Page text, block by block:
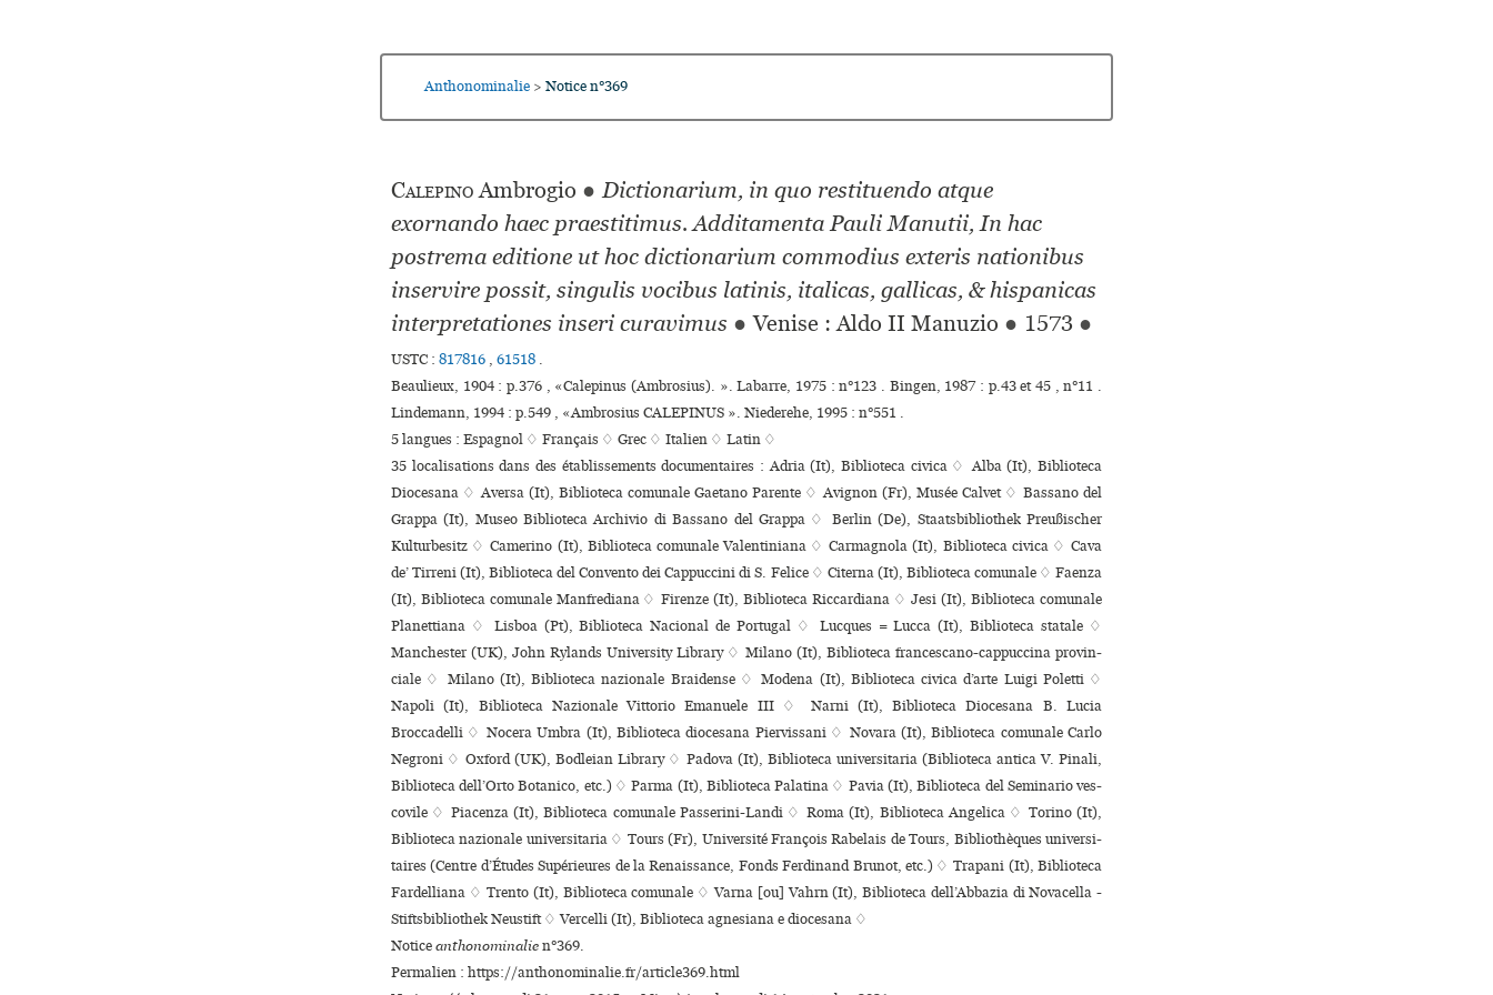
Anthonominalie > Notice n°369
CalepinoAmbrogio ● Dictionarium, in quo restituendo atque
exornando haec praestitimus. Additamenta Pauli Manutii, In hac
postrema editione ut hoc dictionarium commodius exteris nationibus
inservire possit, singulis vocibus latinis, italicas, gallicas, & hispanicas
interpretationes inseri curavimus ● Venise : Aldo II Manuzio ● 1573 ●
USTC : 817816 , 61518 .
Beaulieux, 1904 : p.376 , «Calepinus (Ambrosius). ». Labarre, 1975 : n°123 . Bingen, 1987 : p.43 et 45 , n°11 .
Lindemann, 1994 : p.549 , «Ambrosius CALEPINUS ». Niederehe, 1995 : n°551 .
5 langues : Espagnol ♢ Français ♢ Grec ♢ Italien ♢ Latin ♢
35 localisations dans des établissements documentaires : Adria (It), Biblioteca civica ♢ Alba (It), Biblioteca
Diocesana ♢ Aversa (It), Biblioteca comu­nale Gaetano Parente ♢ Avignon (Fr), Musée Calvet ♢ Bassano del
Grappa (It), Museo Biblioteca Archivio di Bassano del Grappa ♢ Berlin (De), Staatsbibliothek Preußischer
Kulturbesitz ♢ Camerino (It), Biblioteca comu­nale Valentiniana ♢ Carmagnola (It), Biblioteca civica ♢ Cava
de’ Tirreni (It), Biblioteca del Convento dei Cappuccini di S. Felice ♢ Citerna (It), Biblioteca comu­nale ♢ Faenza
(It), Biblioteca comu­nale Manfrediana ♢ Firenze (It), Biblioteca Riccardiana ♢ Jesi (It), Biblioteca comu­nale
Planettiana ♢ Lisboa (Pt), Biblioteca Nacional de Portugal ♢ Lucques = Lucca (It), Biblioteca statale ♢
Manchester (UK), John Rylands University Library ♢ Milano (It), Biblioteca fran­ces­cano-cap­puc­cina pro­vin­
ciale ♢ Milano (It), Biblioteca nazio­nale Braidense ♢ Modena (It), Biblioteca civica d’arte Luigi Poletti ♢
Napoli (It), Biblioteca Nazionale Vittorio Emanuele III ♢ Narni (It), Biblioteca Diocesana B. Lucia
Broccadelli ♢ Nocera Umbra (It), Biblioteca dio­ce­sana Piervissani ♢ Novara (It), Biblioteca comu­nale Carlo
Negroni ♢ Oxford (UK), Bodleian Library ♢ Padova (It), Biblioteca uni­ver­si­ta­ria (Biblioteca antica V. Pinali,
Biblioteca dell’Orto Botanico, etc.) ♢ Parma (It), Biblioteca Palatina ♢ Pavia (It), Biblioteca del Seminario ves­
co­vile ♢ Piacenza (It), Biblioteca comu­nale Passerini-Landi ♢ Roma (It), Biblioteca Angelica ♢ Torino (It),
Biblioteca nazio­nale uni­ver­si­ta­ria ♢ Tours (Fr), Université François Rabelais de Tours, Bibliothèques uni­ver­si­
tai­res (Centre d’Études Supérieures de la Renaissance, Fonds Ferdinand Brunot, etc.) ♢ Trapani (It), Biblioteca
Fardelliana ♢ Trento (It), Biblioteca comu­nale ♢ Varna [ou] Vahrn (It), Biblioteca dell’Abbazia di Novacella -
Stiftsbibliothek Neustift ♢ Vercelli (It), Biblioteca agne­siana e dio­ce­sana ♢
Noticeanthonominalien°369.
Permalien : https://anthonominalie.fr/article369.html